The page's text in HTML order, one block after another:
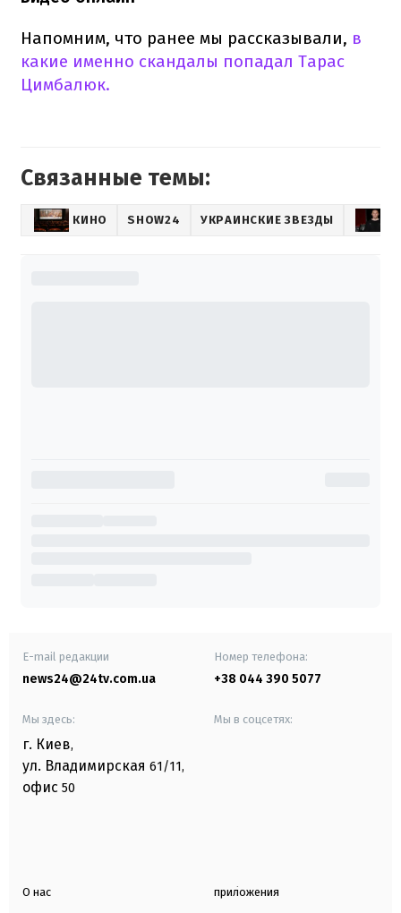
Напомним, что ранее мы рассказывали, в
какие именно скандалы попадал Тарас
Цимбалюк.
Связанные темы:
КИНО SHOW24 УКРАИНСКИЕ ЗВЕЗДЫ
E-mail редакции
news24@24tv.com.ua
Номер телефона:
+38 044 390 5077
Мы здесь:
г. Киев,
ул. Владимирская 61/11,
офис 50
Мы в соцсетях:
О нас приложения